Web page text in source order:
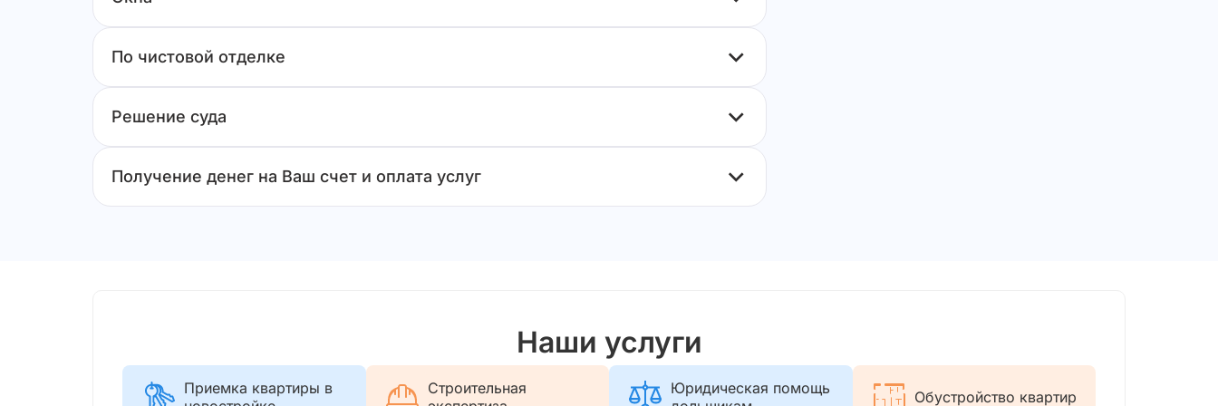
По чистовой отделке
Решение суда
Получение денег на Ваш счет и оплата услуг
Наши услуги
Приемка квартиры в
Строительная
Юридическая помощь
Обустройство квартир